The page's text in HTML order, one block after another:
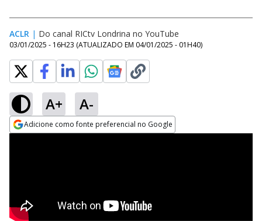
ACLR | Do canal RICtv Londrina no YouTube
03/01/2025 - 16H23 (ATUALIZADO EM 04/01/2025 - 01H40)
A+ A-
Adicione como fonte preferencial no Google